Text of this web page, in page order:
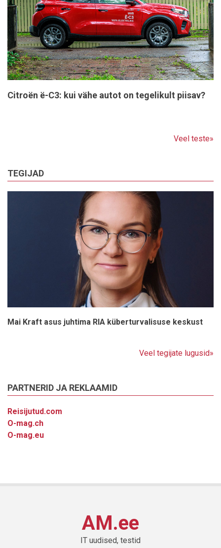
Citroën ë-C3: kui vähe autot on tegelikult piisav?
Veel teste»
TEGIJAD
Mai Kraft asus juhtima RIA küberturvalisuse keskust
Veel tegijate lugusid»
PARTNERID JA REKLAAMID
Reisijutud.com
O-mag.ch
O-mag.eu
AM.ee
IT uudised, testid